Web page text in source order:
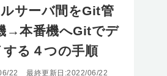
ルサーバ間をGit管
→本番機へGitでデ
する４つの手順
22 最終更新日:2022/06/22